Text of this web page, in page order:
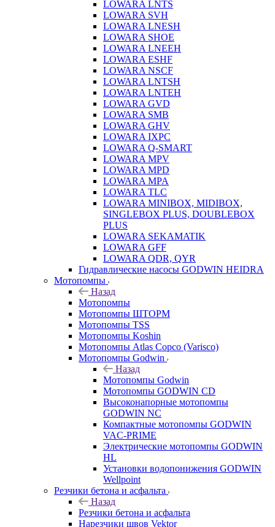
LOWARA LNTS
LOWARA SVH
LOWARA LNESH
LOWARA SHOE
LOWARA LNEEH
LOWARA ESHF
LOWARA NSCF
LOWARA LNTSH
LOWARA LNTEH
LOWARA GVD
LOWARA SMB
LOWARA GHV
LOWARA IXPС
LOWARA Q-SMART
LOWARA MPV
LOWARA MPD
LOWARA MPA
LOWARA TLC
LOWARA MINIBOX, MIDIBOX,
SINGLEBOX PLUS, DOUBLEBOX
PLUS
LOWARA SEKAMATIK
LOWARA GFF
LOWARA QDR, QYR
Гидравлические насосы GODWIN HEIDRA
Мотопомпы
Назад
Мотопомпы
Мотопомпы ШТОРМ
Мотопомпы TSS
Мотопомпы Koshin
Мотопомпы Atlas Copco (Varisco)
Мотопомпы Godwin
Назад
Мотопомпы Godwin
Мотопомпы GODWIN CD
Высоконапорные мотопомпы
GODWIN NC
Компактные мотопомпы GODWIN
VAC-PRIME
Электрические мотопомпы GODWIN
HL
Установки водопонижения GODWIN
Wellpoint
Резчики бетона и асфальта
Назад
Резчики бетона и асфальта
Нарезчики швов Vektor